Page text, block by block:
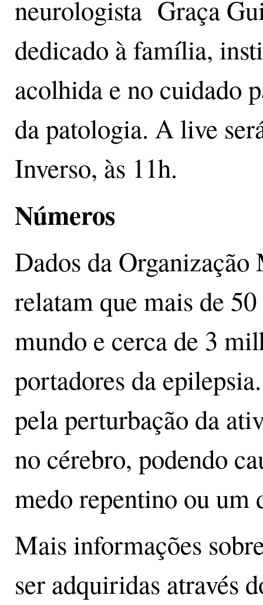
neurologista Graça
dedicado à família,
acolhida e no cuidado
da patologia. A live
Inverso, às 11h.
Números
Dados da
relatam que mais de
mundo e cerca de 3
portadores da
pela perturbação da
no cérebro, podendo
medo repentino ou um
Mais informações
ser adquiridas através